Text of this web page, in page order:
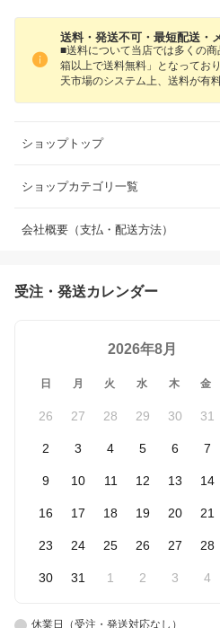
送料・発送不可・最短配送・
■送料について当店では多くの
箱以上で送料無料」となってお
天市場のシステム上、送料が有
ショップトップ
ショップカテゴリ一覧
会社概要（支払・配送方法）
受注・発送カレンダー
2026年8月
日 月 火 水 木 金
26 27 28 29 30 31
2 3 4 5 6 7
9 10 11 12 13 14
16 17 18 19 20 21
23 24 25 26 27 28
30 31 1 2 3 4
休業日（受注・発送対応なし）